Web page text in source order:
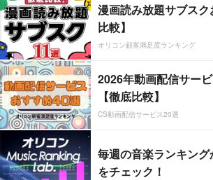
漫画読み放題サブス
比較】
オリコン顧客満足度ランキング
2026年動画配信サー
【徹底比較】
CS動画配信サービス20選
毎週の音楽ランキン
をチェック！